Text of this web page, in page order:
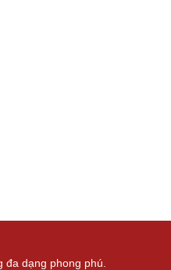
dạng phong phú.